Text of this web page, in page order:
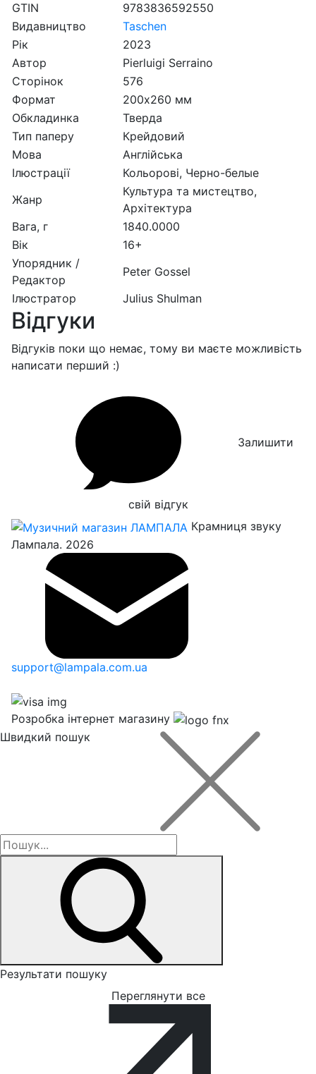
GTIN
9783836592550
Видавництво
Taschen
Рік
2023
Автор
Pierluigi Serraino
Сторінок
576
Формат
200х260 мм
Обкладинка
Тверда
Тип паперу
Крейдовий
Мова
Англійська
Ілюстрації
Кольорові, Черно-белые
Жанр
Культура та мистецтво,
Архітектура
Вага, г
1840.0000
Вік
16+
Упорядник /
Редактор
Peter Gossel
Ілюстратор
Julius Shulman
Відгуки
Відгуків поки що немає, тому ви маєте можливість
написати перший :)
Залишити
свій відгук
Крамниця звуку
Лампала. 2026
support@lampala.com.ua
Розробка інтернет магазину
Швидкий пошук
Результати пошуку
Переглянути все